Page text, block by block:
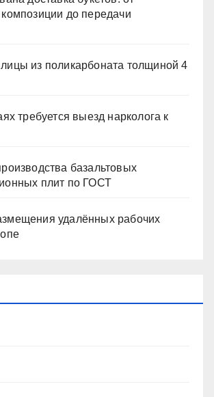
до передачи
из поликарбоната толщиной 4
требуется выезд нарколога к
базальтовых
плит по ГОСТ
удалённых рабочих